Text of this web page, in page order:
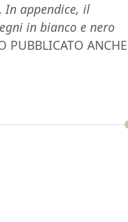
In appendice, il
in bianco e nero
PUBBLICATO ANCHE